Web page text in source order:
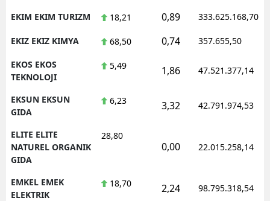
EKIM EKIM TURIZM 18,21 0,89 333.625.168,70
EKIZ EKIZ KIMYA 68,50 0,74 357.655,50
EKOS EKOS
TEKNOLOJI
5,49 1,86 47.521.377,14
EKSUN EKSUN
GIDA
6,23 3,32 42.791.974,53
ELITE ELITE
NATUREL ORGANIK
GIDA
28,80
0,00 22.015.258,14
EMKEL EMEK
ELEKTRIK
18,70 2,24 98.795.318,54